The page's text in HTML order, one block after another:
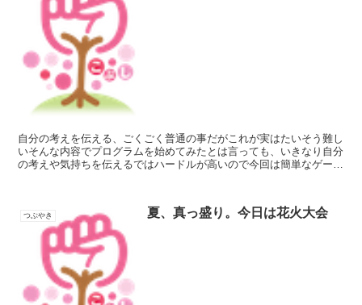
自分の考えを伝える、ごくごく普通の事だがこれが実はたいそう難し
いそんな内容でプログラムを始めてみたとは言っても、いきなり自分
の考えや気持ちを伝えるではハードルが高いので今回は簡単なゲーム
つぶやき 夏、真っ盛り。今日は花火大会